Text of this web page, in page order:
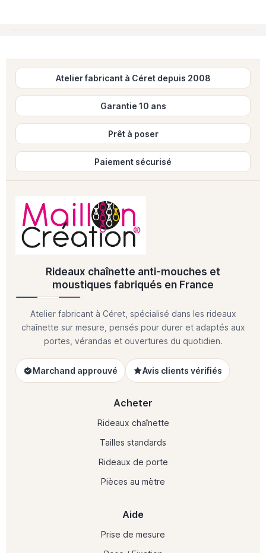
Atelier fabricant à Céret depuis 2008
Garantie 10 ans
Prêt à poser
Paiement sécurisé
Rideaux chaînette anti-mouches et
moustiques fabriqués en France
Atelier fabricant à Céret, spécialisé dans les rideaux
chaînette sur mesure, pensés pour durer et adaptés aux
portes, vérandas et ouvertures du quotidien.
Marchand approuvé Avis clients vérifiés
Acheter
Rideaux chaînette
Tailles standards
Rideaux de porte
Pièces au mètre
Aide
Prise de mesure